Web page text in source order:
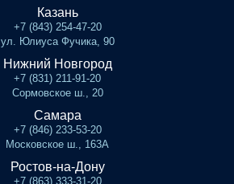
Казань
+7 (843) 254-47-20
ул. Юлиуса Фучика, 90
Нижний Новгород
+7 (831) 211-91-20
Сормовское ш., 20
Самара
+7 (846) 233-53-20
Московское ш., 163А
Ростов-на-Дону
+7 (863) 333-31-20